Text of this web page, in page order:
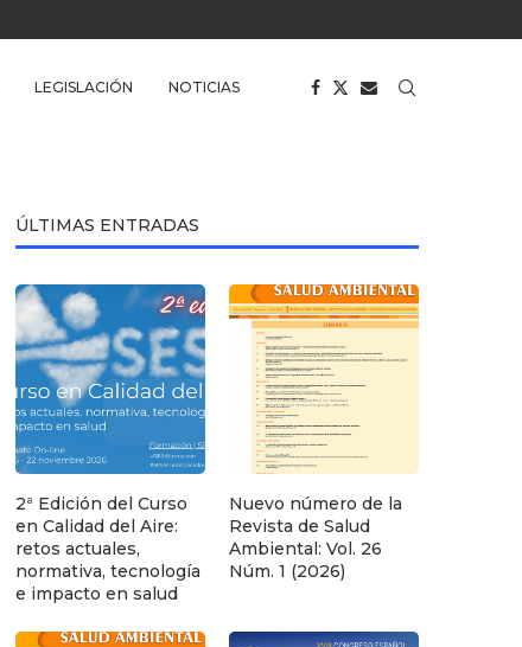
LEGISLACIÓN NOTICIAS
ÚLTIMAS ENTRADAS
2ª Edición del Curso
en Calidad del Aire:
retos actuales,
normativa, tecnología
e impacto en salud
Nuevo número de la
Revista de Salud
Ambiental: Vol. 26
Núm. 1 (2026)